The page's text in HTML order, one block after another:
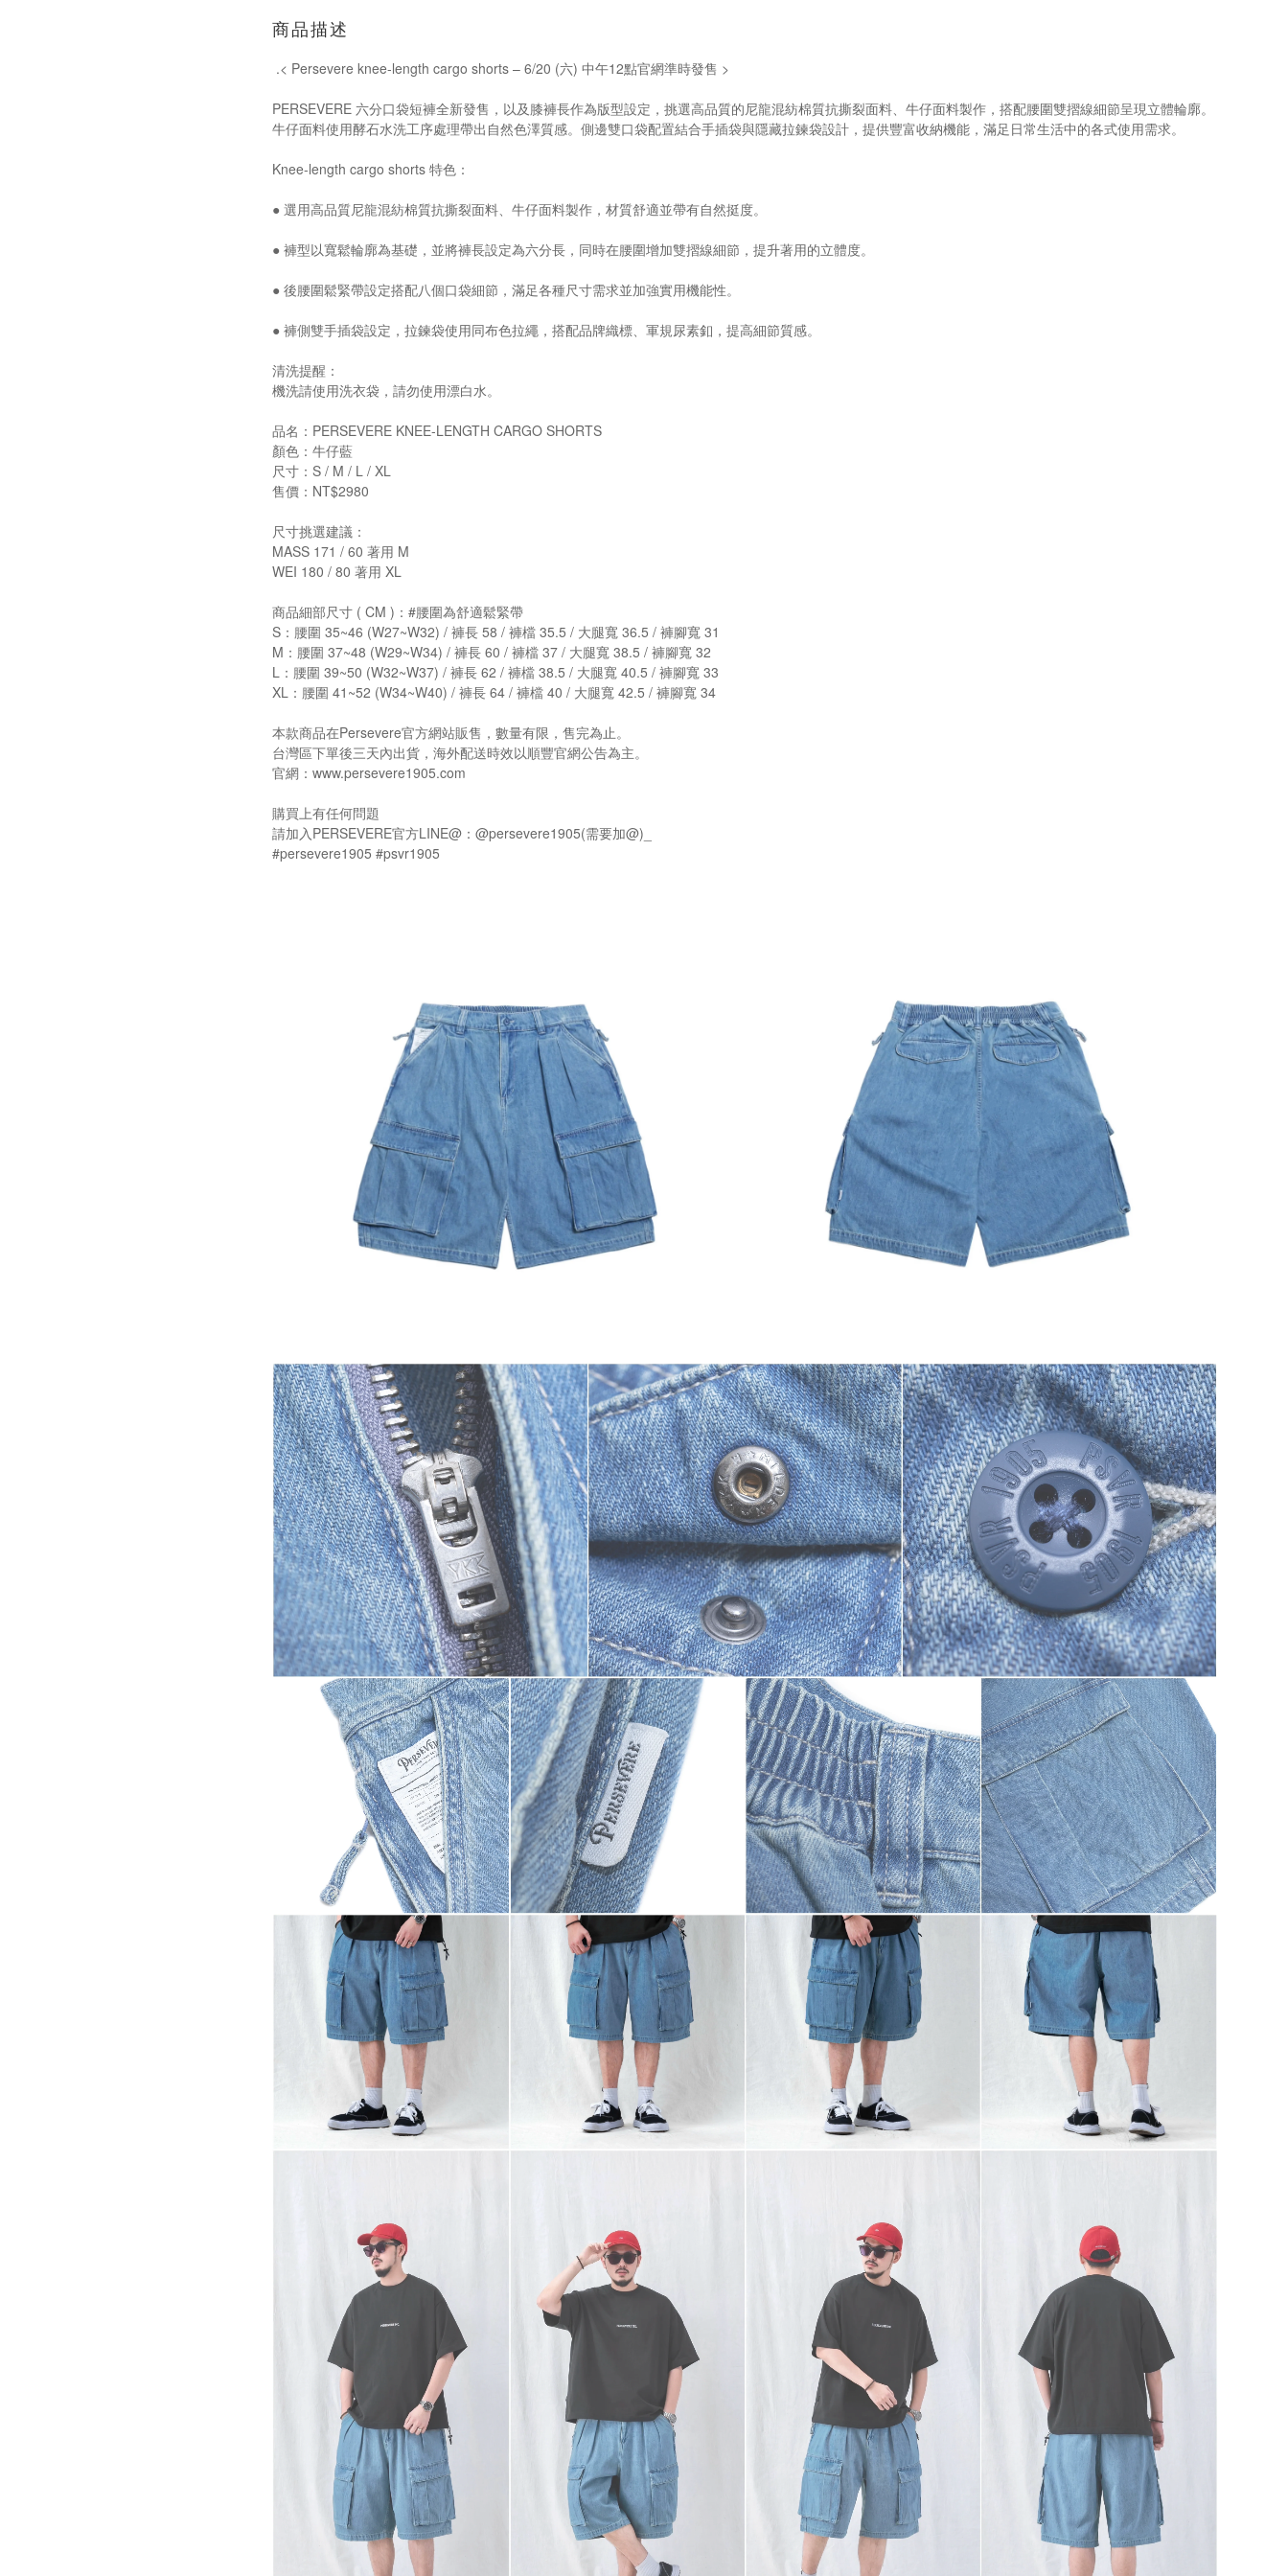
商品描述
.< Persevere knee-length cargo shorts – 6/20 (六) 中午12點官網準時發售 >
PERSEVERE 六分口袋短褲全新發售，以及膝褲長作為版型設定，挑選高品質的尼龍混紡棉質抗撕裂面料、牛仔面料製作，搭配腰圍雙摺線細節呈現立體輪廓。
牛仔面料使用酵石水洗工序處理帶出自然色澤質感。側邊雙口袋配置結合手插袋與隱藏拉鍊袋設計，提供豐富收納機能，滿足日常生活中的各式使用需求。
Knee-length cargo shorts 特色：
● 選用高品質尼龍混紡棉質抗撕裂面料、牛仔面料製作，材質舒適並帶有自然挺度。
● 褲型以寬鬆輪廓為基礎，並將褲長設定為六分長，同時在腰圍增加雙摺線細節，提升著用的立體度。
● 後腰圍鬆緊帶設定搭配八個口袋細節，滿足各種尺寸需求並加強實用機能性。
● 褲側雙手插袋設定，拉鍊袋使用同布色拉繩，搭配品牌織標、軍規尿素釦，提高細節質感。
清洗提醒：
機洗請使用洗衣袋，請勿使用漂白水。
品名：PERSEVERE KNEE-LENGTH CARGO SHORTS
顏色：牛仔藍
尺寸：S / M / L / XL
售價：NT$2980
尺寸挑選建議：
MASS 171 / 60 著用 M
WEI 180 / 80 著用 XL
商品細部尺寸 ( CM )：#腰圍為舒適鬆緊帶
S：腰圍 35~46 (W27~W32) / 褲長 58 / 褲檔 35.5 / 大腿寬 36.5 / 褲腳寬 31
M：腰圍 37~48 (W29~W34) / 褲長 60 / 褲檔 37 / 大腿寬 38.5 / 褲腳寬 32
L：腰圍 39~50 (W32~W37) / 褲長 62 / 褲檔 38.5 / 大腿寬 40.5 / 褲腳寬 33
XL：腰圍 41~52 (W34~W40) / 褲長 64 / 褲檔 40 / 大腿寬 42.5 / 褲腳寬 34
本款商品在Persevere官方網站販售，數量有限，售完為止。
台灣區下單後三天內出貨，海外配送時效以順豐官網公告為主。
官網：www.persevere1905.com
購買上有任何問題
請加入PERSEVERE官方LINE@：@persevere1905(需要加@)_
#persevere1905 #psvr1905